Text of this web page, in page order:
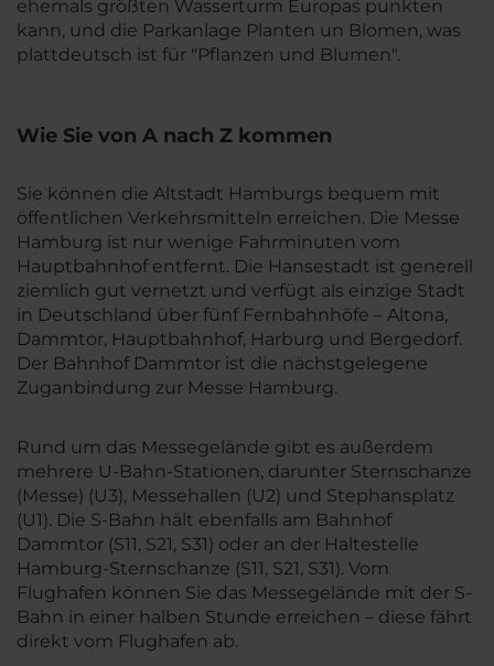
ehemals größten Wasserturm Europas punkten
kann, und die Parkanlage Planten un Blomen, was
plattdeutsch ist für "Pflanzen und Blumen".
Wie Sie von A nach Z kommen
Sie können die Altstadt Hamburgs bequem mit
öffentlichen Verkehrsmitteln erreichen. Die Messe
Hamburg ist nur wenige Fahrminuten vom
Hauptbahnhof entfernt. Die Hansestadt ist generell
ziemlich gut vernetzt und verfügt als einzige Stadt
in Deutschland über fünf Fernbahnhöfe – Altona,
Dammtor, Hauptbahnhof, Harburg und Bergedorf.
Der Bahnhof Dammtor ist die nächstgelegene
Zuganbindung zur Messe Hamburg.
Rund um das Messegelände gibt es außerdem
mehrere U-Bahn-Stationen, darunter Sternschanze
(Messe) (U3), Messehallen (U2) und Stephansplatz
(U1). Die S-Bahn hält ebenfalls am Bahnhof
Dammtor (S11, S21, S31) oder an der Haltestelle
Hamburg-Sternschanze (S11, S21, S31). Vom
Flughafen können Sie das Messegelände mit der S-
Bahn in einer halben Stunde erreichen – diese fährt
direkt vom Flughafen ab.